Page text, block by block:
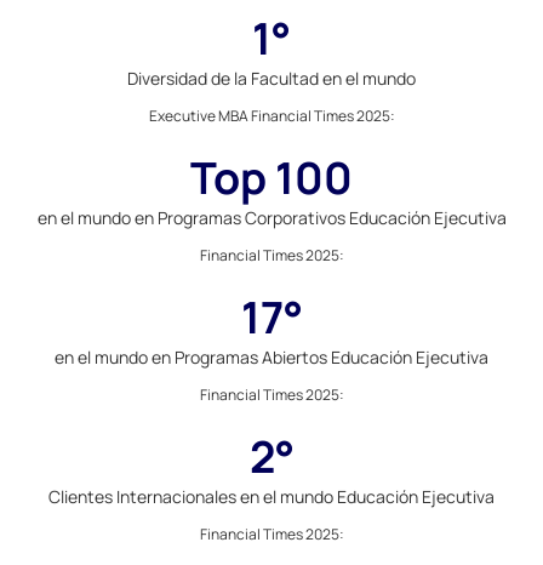
1°
Diversidad de la Facultad en el mundo
Executive MBA Financial Times 2025:
Top 100
en el mundo en Programas Corporativos Educación Ejecutiva
Financial Times 2025:
17°
en el mundo en Programas Abiertos Educación Ejecutiva
Financial Times 2025:
2°
Clientes Internacionales en el mundo Educación Ejecutiva
Financial Times 2025: